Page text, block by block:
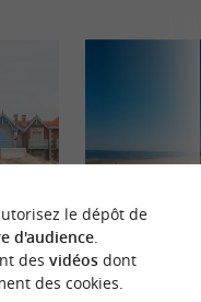
Plage Centre de
le dépôt de
d'audience.
des vidéosdont
des cookies.